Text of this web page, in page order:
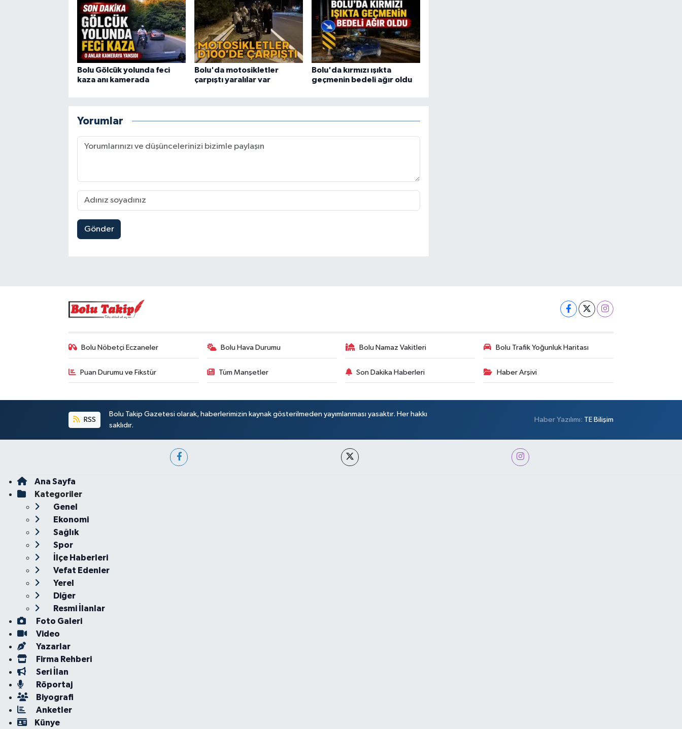
Bolu Gölcük yolunda feci
kaza anı kamerada
Bolu'da motosikletler
çarpıştı yaralılar var
Bolu'da kırmızı ışıkta
geçmenin bedeli ağır oldu
Yorumlar
Gönder
Bolu Nöbetçi Eczaneler Bolu Hava Durumu Bolu Namaz Vakitleri Bolu Trafik Yoğunluk Haritası
Puan Durumu ve Fikstür Tüm Manşetler Son Dakika Haberleri Haber Arşivi
RSS
Bolu Takip Gazetesi olarak, haberlerimizin kaynak gösterilmeden yayımlanması yasaktır. Her hakkı
saklıdır.
Haber Yazılımı: TE Bilişim
Ana Sayfa
Kategoriler
Genel
Ekonomi
Sağlık
Spor
İlçe Haberleri
Vefat Edenler
Yerel
Diğer
Resmi İlanlar
Foto Galeri
Video
Yazarlar
Firma Rehberi
Seri İlan
Röportaj
Biyografi
Anketler
Künye